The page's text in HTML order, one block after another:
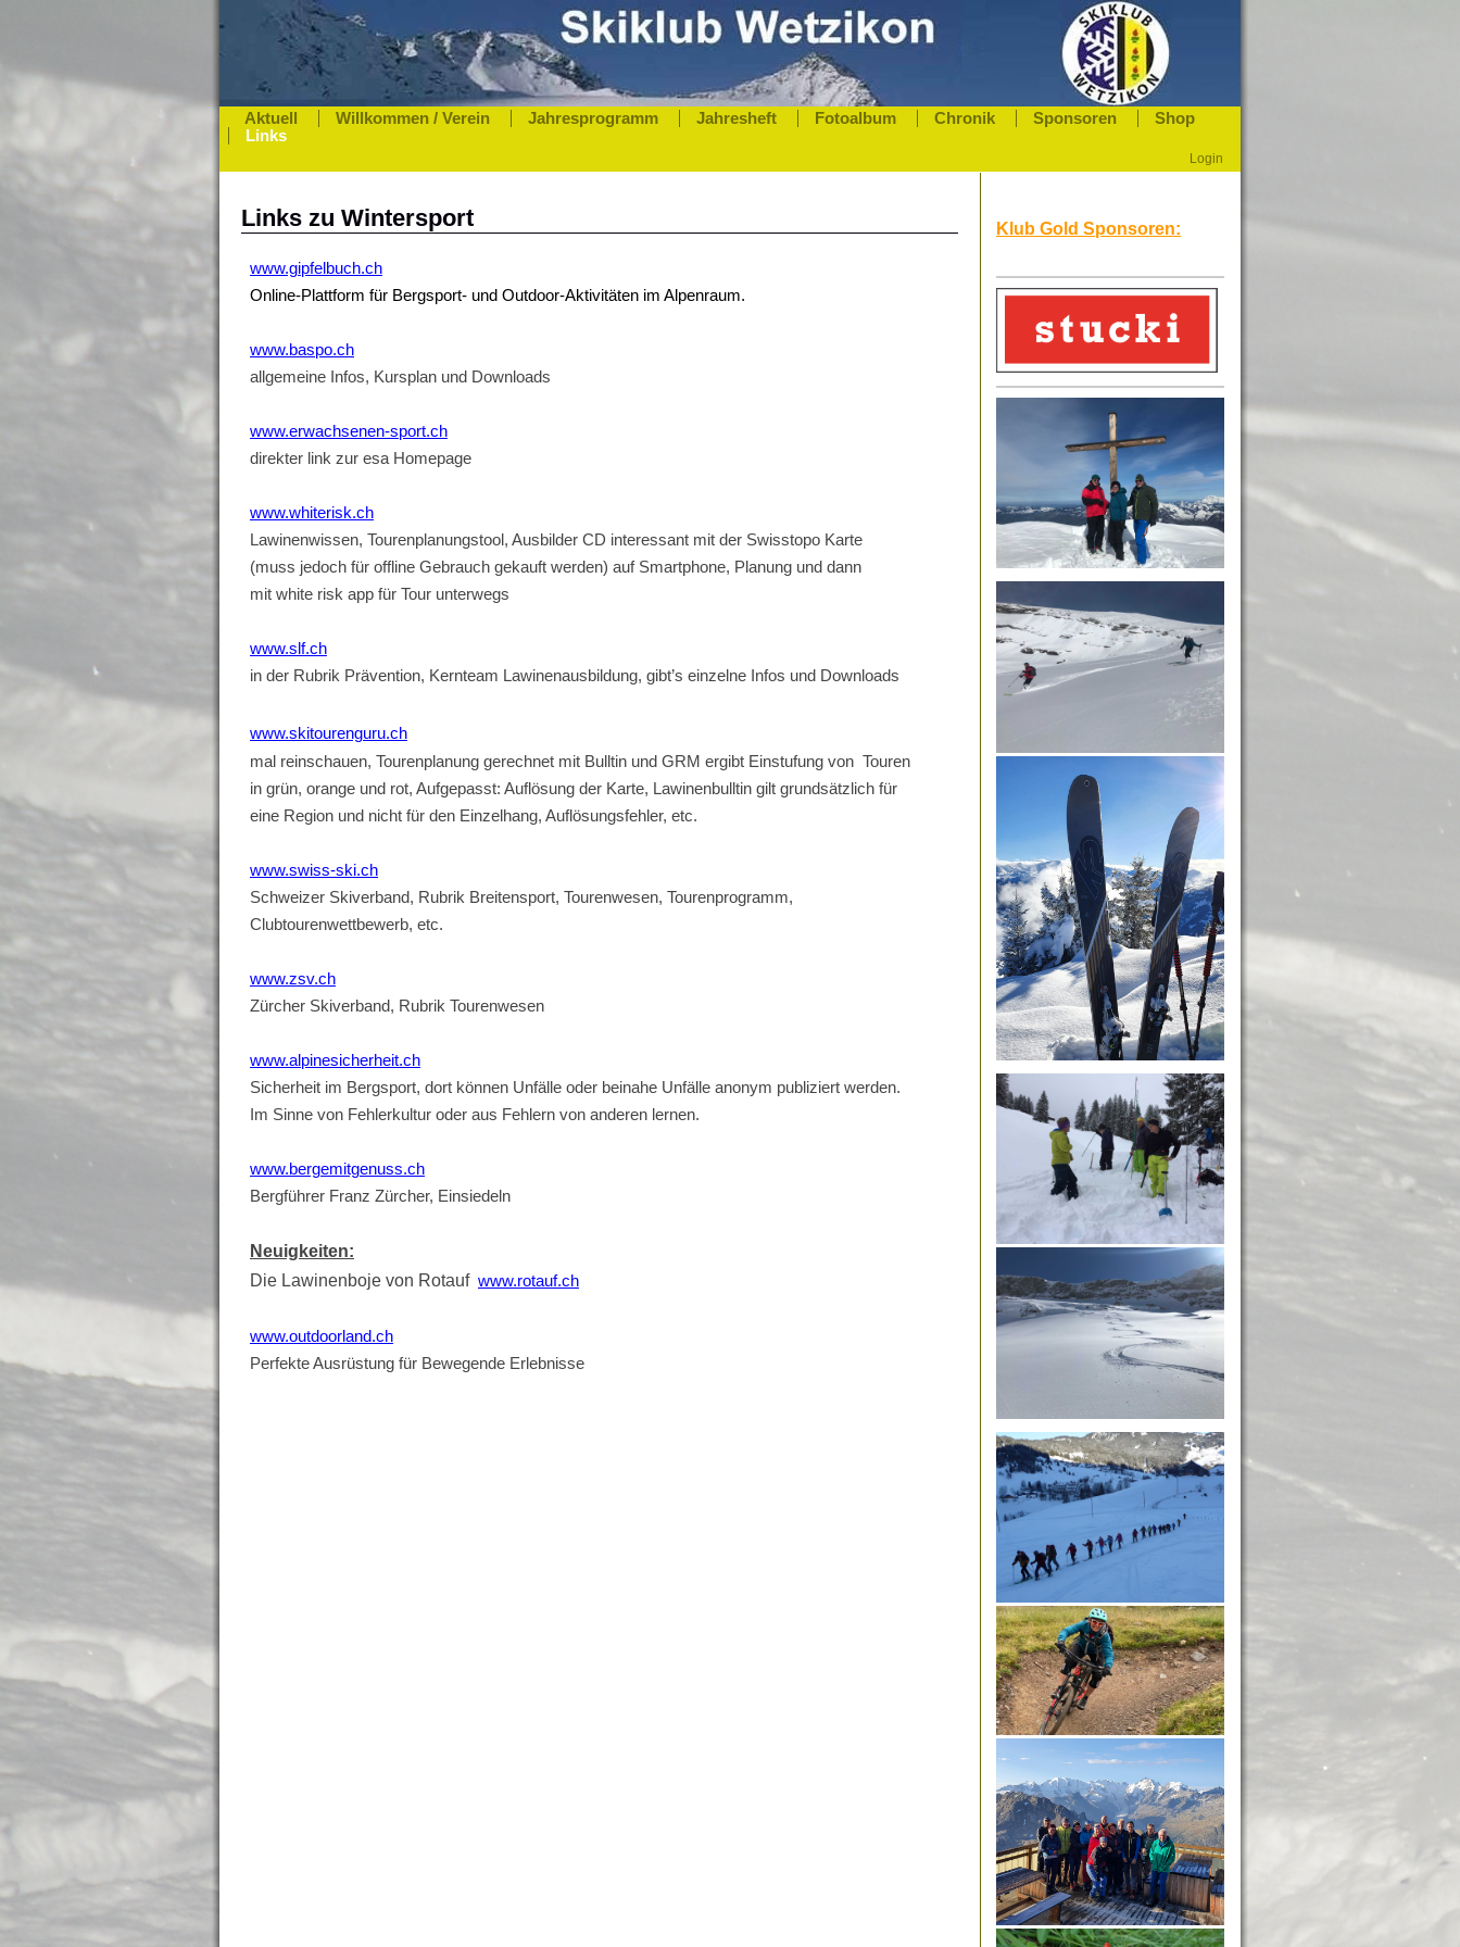
Aktuell Willkommen / Verein Jahresprogramm Jahresheft Fotoalbum Chronik Sponsoren
Shop
Links
Login
Links zu Wintersport
www.gipfelbuch.ch
Online-Plattform für Bergsport- und Outdoor-Aktivitäten im Alpenraum.
www.baspo.ch
allgemeine Infos, Kursplan und Downloads
www.erwachsenen-sport.ch
direkter link zur esa Homepage
www.whiterisk.ch
Lawinenwissen, Tourenplanungstool, Ausbilder CD interessant mit der Swisstopo Karte
(muss jedoch für offline Gebrauch gekauft werden) auf Smartphone, Planung und dann
mit white risk app für Tour unterwegs
www.slf.ch
in der Rubrik Prävention, Kernteam Lawinenausbildung, gibt’s einzelne Infos und Downloads
www.skitourenguru.ch
mal reinschauen, Tourenplanung gerechnet mit Bulltin und GRM ergibt Einstufung von Touren
in grün, orange und rot, Aufgepasst: Auflösung der Karte, Lawinenbulltin gilt grundsätzlich für
eine Region und nicht für den Einzelhang, Auflösungsfehler, etc.
www.swiss-ski.ch
Schweizer Skiverband, Rubrik Breitensport, Tourenwesen, Tourenprogramm,
Clubtourenwettbewerb, etc.
www.zsv.ch
Zürcher Skiverband, Rubrik Tourenwesen
www.alpinesicherheit.ch
Sicherheit im Bergsport, dort können Unfälle oder beinahe Unfälle anonym publiziert werden.
Im Sinne von Fehlerkultur oder aus Fehlern von anderen lernen.
www.bergemitgenuss.ch
Bergführer Franz Zürcher, Einsiedeln
Neuigkeiten:
Die Lawinenboje von Rotauf www.rotauf.ch
www.outdoorland.ch
Perfekte Ausrüstung für Bewegende Erlebnisse
Klub Gold Sponsoren: